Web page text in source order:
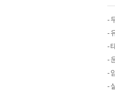
-
-
-
-
-
-